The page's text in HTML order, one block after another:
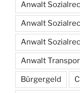
Anwalt
Anwalt
Anwalt
Anwalt
Bürgergeld